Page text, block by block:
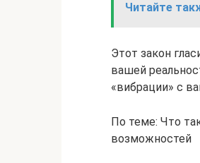
Читайте
Этот закон
вашей
«вибрации» с
По теме: Что
возможностей